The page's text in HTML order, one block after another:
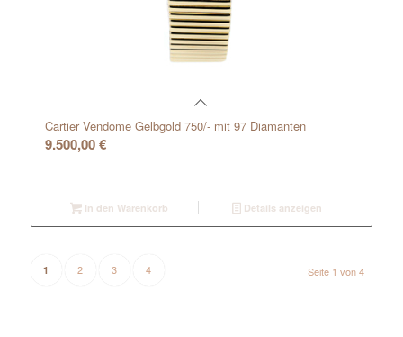
Cartier Vendome Gelbgold 750/- mit 97 Diamanten
9.500,00€
In den Warenkorb Details anzeigen
Seite 1 von 4
1 2 3 4